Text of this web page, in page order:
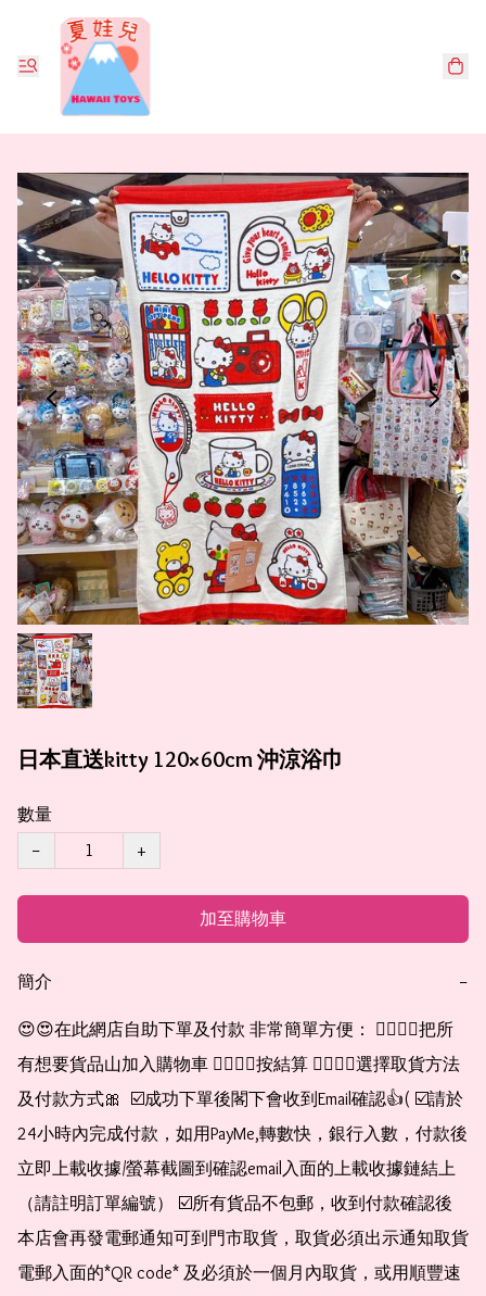
日本直送kitty 120×60cm 沖涼浴巾
數量
−
+
加至購物車
簡介 −
😍😍在此網店自助下單及付款 非常簡單方便： 👉🏻👉🏻把所
有想要貨品山加入購物車 👉🏻👉🏻按結算 👉🏻👉🏻選擇取貨方法
及付款方式🎀  ☑️成功下單後閣下會收到Email確認👍( ☑️請於
24小時內完成付款，如用PayMe,轉數快，銀行入數，付款後
立即上載收據/螢幕截圖到確認email入面的上載收據鏈結上
（請註明訂單編號） ☑️所有貨品不包郵，收到付款確認後
本店會再發電郵通知可到門市取貨，取貨必須出示通知取貨
電郵入面的*QR code* 及必須於一個月內取貨，或用順豐速